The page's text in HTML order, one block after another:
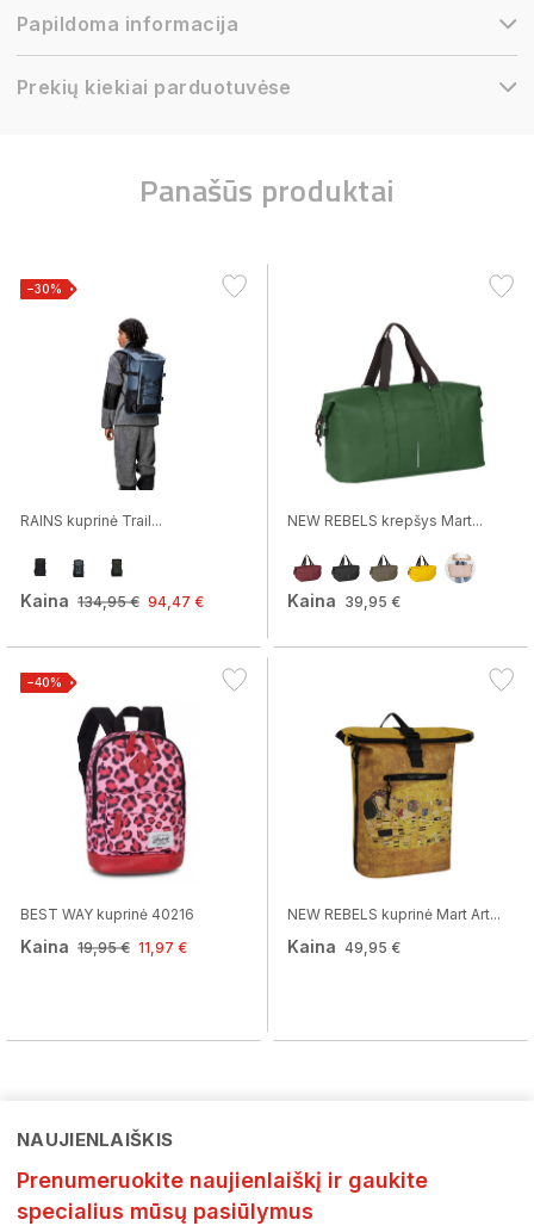
Papildoma informacija
Prekių kiekiai parduotuvėse
Panašūs produktai
−30%
RAINS kuprinė Trail...
Kaina 134,95 € 94,47 €
NEW REBELS krepšys Mart...
Kaina 39,95 €
−40%
BEST WAY kuprinė 40216
Kaina 19,95 € 11,97 €
NEW REBELS kuprinė Mart Art...
Kaina 49,95 €
NAUJIENLAIŠKIS
Prenumeruokite naujienlaiškį ir gaukite
specialius mūsų pasiūlymus